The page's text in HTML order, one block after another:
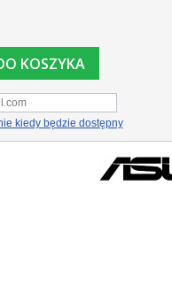
KOSZYKA
kiedy będzie dostępny